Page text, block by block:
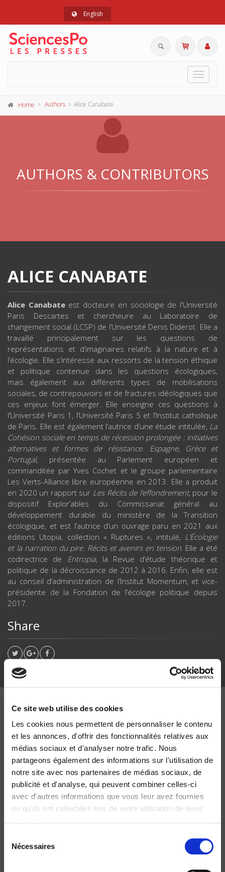
Ce site web utilise des cookies
Les cookies nous permettent de personnaliser le contenu
et les annonces, d'offrir des fonctionnalités relatives aux
médias sociaux et d'analyser notre trafic. Nous
partageons également des informations sur l'utilisation de
notre site avec nos partenaires de médias sociaux, de
publicité et d'analyse, qui peuvent combiner celles-ci
avec d'autres informations que vous leur avez fournies
ou qu'ils ont collectées lors de votre utilisation de leurs
Nécessaires
English
Toggle
Home Authors Alice Canabate
AUTHORS & CONTRIBUTORS
ALICE CANABATE
Alice Canabateest docteure en sociologie de l'Université
Paris Descartes et chercheure au Laboratoire de
changement social (LCSP) de l’Université Denis Diderot. Elle a
travaillé principalement sur les questions de
représentations et d’imaginaires relatifs à la nature et à
l’écologie. Elle s’intéresse aux ressorts de la tension éthique
et politique contenue dans les questions écologiques,
mais également aux différents types de mobilisations
sociales, de contrepouvoirs et de fractures idéologiques que
ces enjeux font émerger. Elle enseigne ces questions à
l’Université Paris 1, l’Université Paris 5 et l’Institut catholique
de Paris. Elle est également l’autrice d’une étude intitulée, La
Cohésion sociale en temps de récession prolongée : initiatives
alternatives et formes de résistance. Espagne, Grèce et
Portugal, présentée au Parlement européen et
commanditée par Yves Cochet et le groupe parlementaire
Les Verts-Alliance libre européenne en 2013. Elle a produit
en 2020 un rapport sur Les Récits de l’effondrement, pour le
dispositif Explor’ables du Commissariat général au
développement durable du ministère de la Transition
écologique, et est l’autrice d’un ouvrage paru en 2021 aux
éditions Utopia, collection « Ruptures », intitulé, L’Écologie
et la narration du pire. Récits et avenirs en tension. Elle a été
codirectrice de Entropia, la Revue d’étude théorique et
politique de la décroissance de 2012 à 2016. Enfin, elle est
au conseil d’administration de l’Institut Momentum, et vice-
présidente de la Fondation de l’écologie politique depuis
2017.
Share
WORKSINVOLVINGALICE
CANABATE